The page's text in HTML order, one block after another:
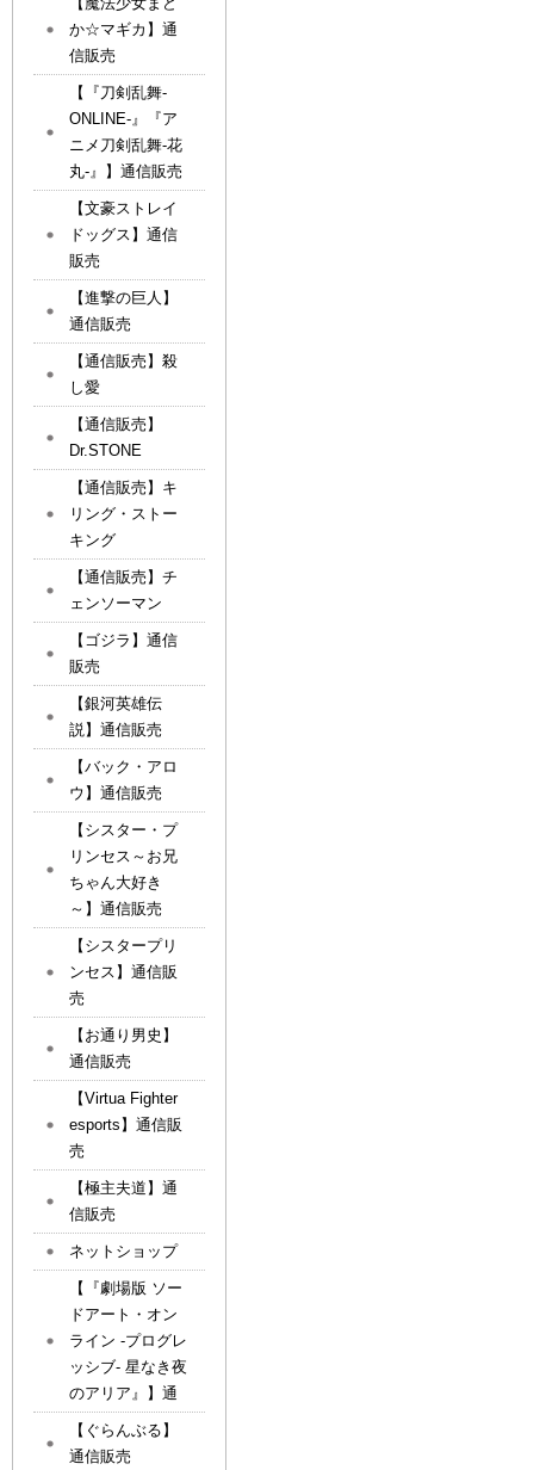
か☆マギカ】通
信販売
【『刀剣乱舞-
ONLINE-』『ア
ニメ刀剣乱舞-花
丸-』】通信販売
【文豪ストレイ
ドッグス】通信
販売
【進撃の巨人】
通信販売
【通信販売】殺
し愛
【通信販売】
Dr.STONE
【通信販売】キ
リング・ストー
キング
【通信販売】チ
ェンソーマン
【ゴジラ】通信
販売
【銀河英雄伝
説】通信販売
【バック・アロ
ウ】通信販売
【シスター・プ
リンセス～お兄
ちゃん大好き
～】通信販売
【シスタープリ
ンセス】通信販
売
【お通り男史】
通信販売
【Virtua Fighter
esports】通信販
売
【極主夫道】通
信販売
ネットショップ
【『劇場版 ソー
ドアート・オン
ライン -プログレ
ッシブ- 星なき夜
のアリア』】通
【ぐらんぶる】
通信販売